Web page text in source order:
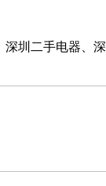
深圳二手电器、深